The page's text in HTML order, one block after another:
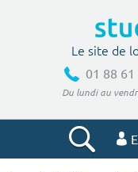
Le site de
01 88 61
Du lundi au